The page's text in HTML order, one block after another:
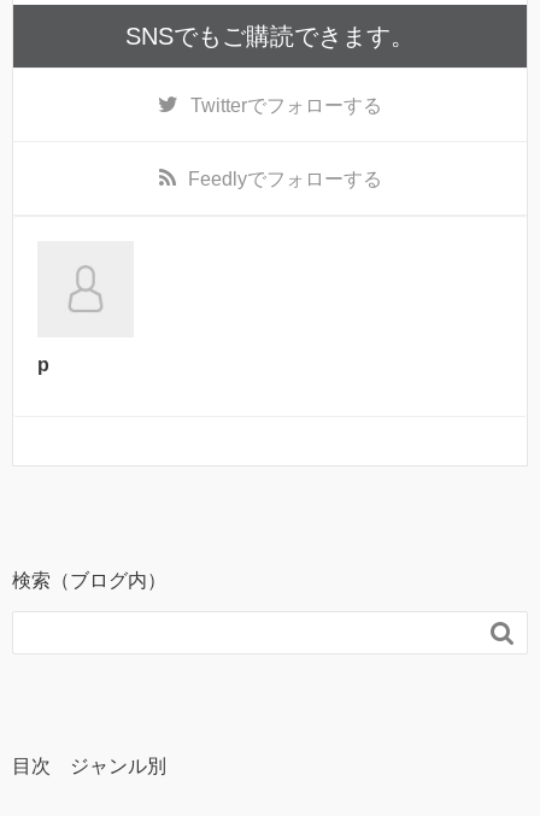
SNSでもご購読できます。
Twitterでフォローする
Feedlyでフォローする
p
検索（ブログ内）

目次 ジャンル別